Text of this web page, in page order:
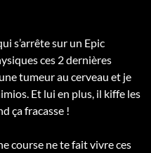
s’arrête sur un Epic
ces 2 dernières
tumeur au cerveau et je
Et lui en plus, il kiffe les
ça fracasse !
course ne te fait vivre ces